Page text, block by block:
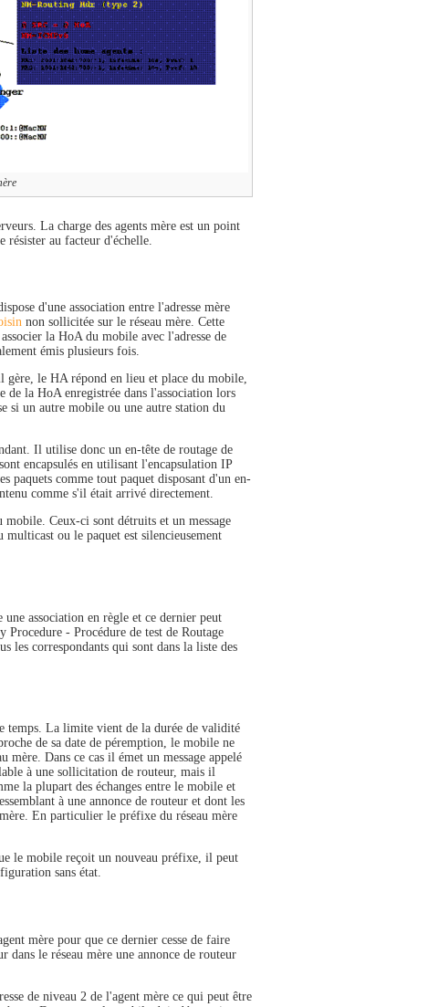
La charge des agents mère est un point
au facteur d'échelle.
d'une association entre l'adresse mère
non sollicitée sur le réseau mère. Cette
la HoA du mobile avec l'adresse de
émis plusieurs fois.
le HA répond en lieu et place du mobile,
de la HoA enregistrée dans l'association lors
si un autre mobile ou une autre station du
Il utilise donc un en-tête de routage de
encapsulés en utilisant l'encapsulation IP
paquets comme tout paquet disposant d'un en-
comme s'il était arrivé directement.
mobile. Ceux-ci sont détruits et un message
ou le paquet est silencieusement
association en règle et ce dernier peut
Procedure - Procédure de test de Routage
correspondants qui sont dans la liste des
temps. La limite vient de la durée de validité
de sa date de péremption, le mobile ne
mère. Dans ce cas il émet un message appelé
à une sollicitation de routeur, mais il
la plupart des échanges entre le mobile et
à une annonce de routeur et dont les
En particulier le préfixe du réseau mère
le mobile reçoit un nouveau préfixe, il peut
sans état.
mère pour que ce dernier cesse de faire
le réseau mère une annonce de routeur
de niveau 2 de l'agent mère ce qui peut être